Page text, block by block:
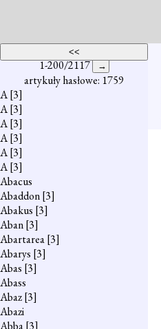
1-200/2117
artykuły hasłowe: 1759
A[3]
A[3]
A[3]
A[3]
A[3]
A[3]
Abacus
Abaddon[3]
Abakus [3]
Aban[3]
Abartarea[3]
Abarys [3]
Abas [3]
Abass
Abaz[3]
Abazi
Abba[3]